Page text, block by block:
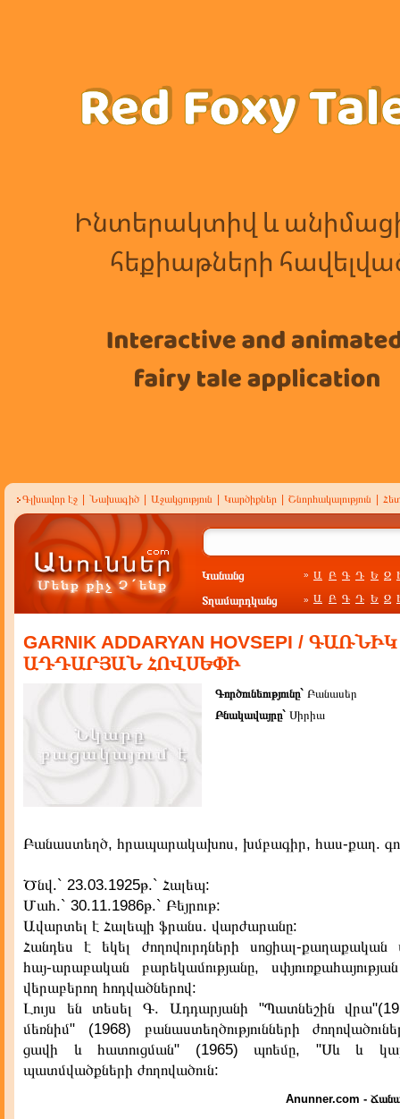
Գլխավոր էջ Նախագիծ Աջակցություն Կարծիքներ Շնորհակալություն
Կանանց » Ա Բ Գ Դ Ե Զ
Տղամարդկանց » Ա Բ Գ Դ Ե Զ
GARNIK ADDARYAN HOVSEPI / ԳԱՌՆԻԿ
ԱԴԴԱՐՅԱՆ ՀՈՎՍԵՓԻ
Գործունեությունը` Բանասեր
Բնակավայրը` Սիրիա
Բանաստեղծ, հրապարակախոս, խմբագիր, հաս-քաղ.
Ծնվ.` 23.03.1925թ.` Հալեպ:
Մահ.` 30.11.1986թ.` Բեյրութ:
Ավարտել է Հալեպի ֆրանս. վարժարանը:
Հանդես է եկել ժողովուրդների սոցիալ-քաղաքական
հայ-արաբական բարեկամությանը,
վերաբերող հոդվածներով:
Լույս են տեսել Գ. Ադդարյանի "Պատնեշին
մեռնիմ" (1968) բանաստեղծությունների
ցավի և հատուցման" (1965) պոեմը, "Սև և
պատմվածքների ժողովածուն:
Anunner.com -